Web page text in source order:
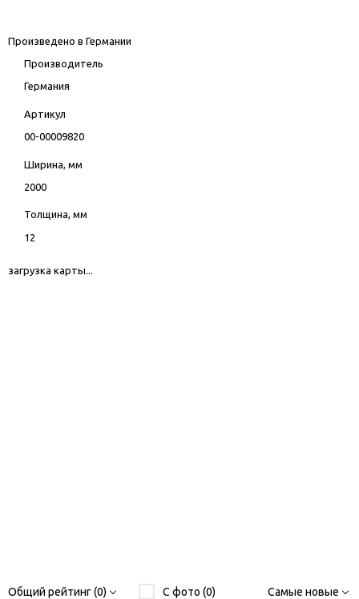
Произведено в Германии
Производитель
Германия
Артикул
00-00009820
Ширина, мм
2000
Толщина, мм
12
загрузка карты...
Общий рейтинг (0) С фото (0) Самые новые